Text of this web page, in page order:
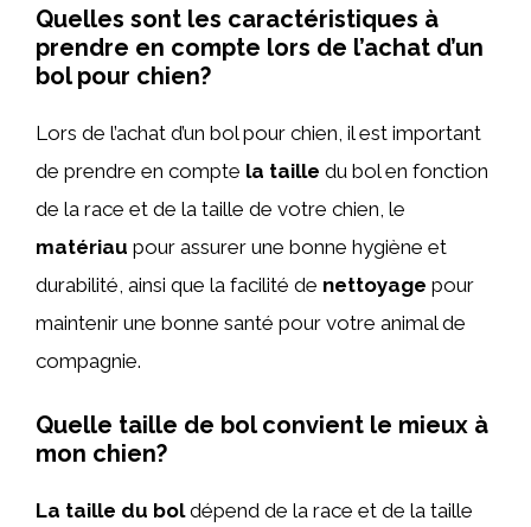
Quelles sont les caractéristiques à
prendre en compte lors de l’achat d’un
bol pour chien?
Lors de l’achat d’un bol pour chien, il est important
de prendre en compte la taille du bol en fonction
de la race et de la taille de votre chien, le
matériau pour assurer une bonne hygiène et
durabilité, ainsi que la facilité de nettoyage pour
maintenir une bonne santé pour votre animal de
compagnie.
Quelle taille de bol convient le mieux à
mon chien?
La taille du boldépend de la race et de la taille